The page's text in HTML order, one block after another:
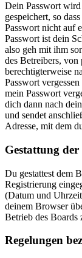
Dein Passwort
gespeichert, so
Passwort nicht auf
Passwort ist dein
also geh mit ihm
des Betreibers,
berechtigterweise
Passwort
mein Passwort
dich dann nach
und sendet
Adresse, mit dem
Gestattung
Du gestattest dem
Registrierung
(Datum und
deinem Browser
Betrieb des Boards
Regelungen